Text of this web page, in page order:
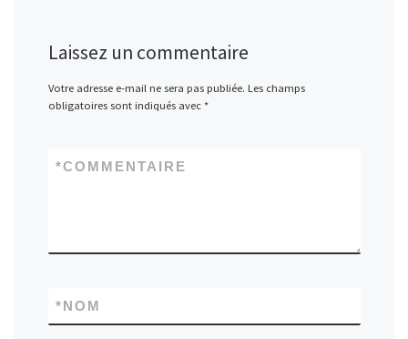
Laissez un commentaire
Votre adresse e-mail ne sera pas publiée. Les champs
obligatoires sont indiqués avec *
COMMENTAIRE
*
NOM
*